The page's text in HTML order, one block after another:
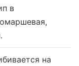
в
на